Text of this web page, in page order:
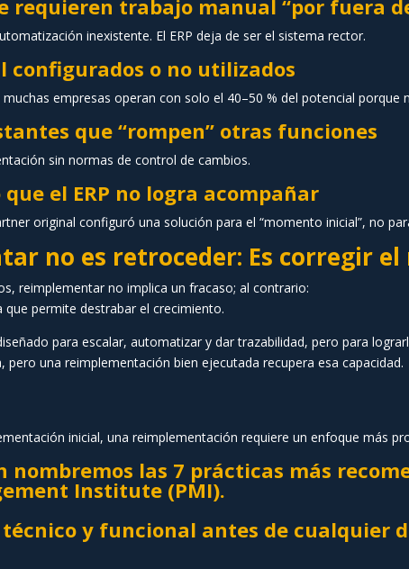
requieren trabajo manual “por fuera
inexistente. El ERP deja de ser el sistema rector.
configurados o no utilizados
empresas operan con solo el 40–50 % del potencial
que “rompen” otras funciones
sin normas de control de cambios.
el ERP no logra acompañar
original configuró una solución para el “momento inicial”, no
no es retroceder: Es corregir
reimplementar no implica un fracaso; al contrario:
que permite destrabar el crecimiento.
para escalar, automatizar y dar trazabilidad, pero para
pero una reimplementación bien ejecutada recupera esa capacidad.
inicial, una reimplementación requiere un enfoque más
las 7 prácticas más
Institute (PMI).
y funcional antes de cualquier